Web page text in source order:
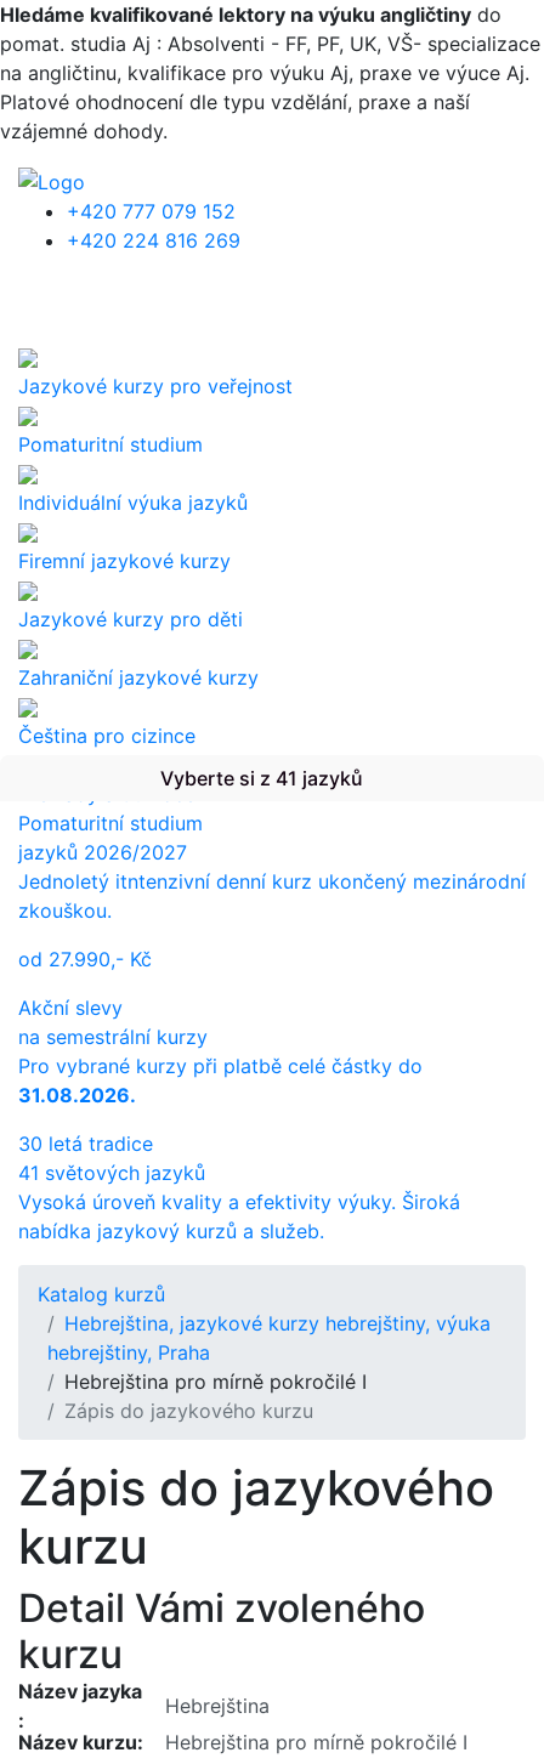
Přejít k hlavnímu obsahu
Hledáme kvalifikované lektory na výuku angličtiny do
pomat. studia Aj : Absolventi - FF, PF, UK, VŠ- specializace
na angličtinu, kvalifikace pro výuku Aj, praxe ve výuce Aj.
Platové ohodnocení dle typu vzdělání, praxe a naší
vzájemné dohody.
+420 777 079 152
+420 224 816 269
Jazykové kurzy pro veřejnost
Pomaturitní studium
Individuální výuka jazyků
Firemní jazykové kurzy
Jazykové kurzy pro děti
Zahraniční jazykové kurzy
Čeština pro cizince
Překlady a tlumočení
Vyberte si z 41 jazyků
Pomaturitní studium
jazyků 2026/2027
Jednoletý itntenzivní denní kurz ukončený mezinárodní
zkouškou.
od 27.990,- Kč
Akční slevy
na semestrální kurzy
Pro vybrané kurzy při platbě celé částky do
31.08.2026.
30 letá tradice
41 světových jazyků
Vysoká úroveň kvality a efektivity výuky. Široká
nabídka jazykový kurzů a služeb.
Katalog kurzů
Hebrejština, jazykové kurzy hebrejštiny, výuka
hebrejštiny, Praha
Hebrejština pro mírně pokročilé I
Zápis do jazykového kurzu
Zápis do jazykového
kurzu
Detail Vámi zvoleného
kurzu
Název jazyka
Název kurzu